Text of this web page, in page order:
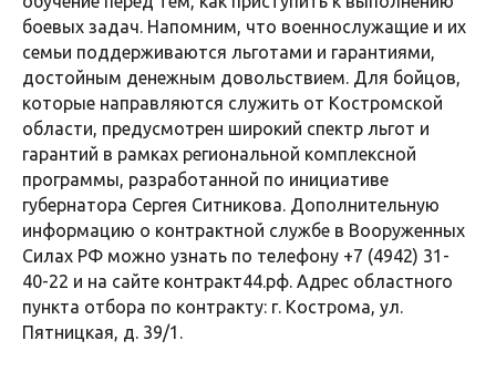
боевых задач. Напомним, что военнослужащие и их
семьи поддерживаются льготами и гарантиями,
достойным денежным довольствием. Для бойцов,
которые направляются служить от Костромской
области, предусмотрен широкий спектр льгот и
гарантий в рамках региональной комплексной
программы, разработанной по инициативе
губернатора Сергея Ситникова. Дополнительную
информацию о контрактной службе в Вооруженных
Силах РФ можно узнать по телефону +7 (4942) 31-
40-22 и на сайте контракт44.рф. Адрес областного
пункта отбора по контракту: г. Кострома, ул.
Пятницкая, д. 39/1.